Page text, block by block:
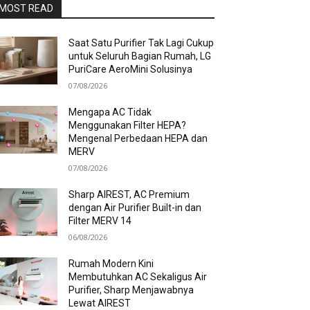
READ
Saat Satu Purifier Tak Lagi Cukup
untuk Seluruh Bagian Rumah, LG
PuriCare AeroMini Solusinya
07/08/2026
Mengapa AC Tidak
Menggunakan Filter HEPA?
Mengenal Perbedaan HEPA dan
MERV
07/08/2026
Sharp AIREST, AC Premium
dengan Air Purifier Built-in dan
Filter MERV 14
06/08/2026
Rumah Modern Kini
Membutuhkan AC Sekaligus Air
Purifier, Sharp Menjawabnya
Lewat AIREST